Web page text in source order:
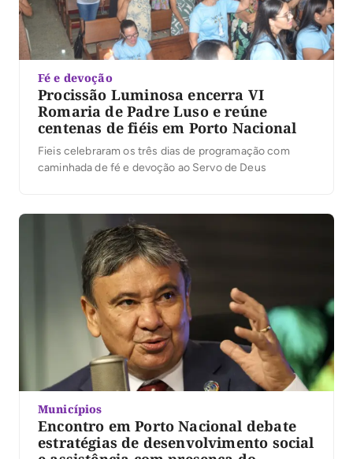
Fé e devoção
Procissão Luminosa encerra VI
Romaria de Padre Luso e reúne
centenas de fiéis em Porto Nacional
Fieis celebraram os três dias de programação com
caminhada de fé e devoção ao Servo de Deus
Municípios
Encontro em Porto Nacional debate
estratégias de desenvolvimento social